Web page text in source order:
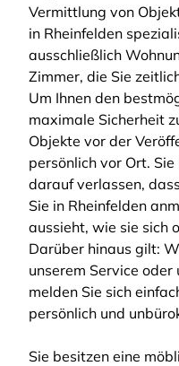
Vermittlung von
in Rheinfelden
ausschließlich
Zimmer, die Sie
Um Ihnen den
maximale Sicherheit
Objekte vor der
persönlich vor Ort.
darauf verlassen,
Sie in Rheinfelden
aussieht, wie sie sich
Darüber hinaus gilt:
unserem Service
melden Sie sich
persönlich und
Sie besitzen eine